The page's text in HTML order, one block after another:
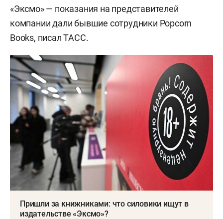
«Эксмо» — показания на представителей
компании дали бывшие сотрудники Popcorn
Books, писал ТАСС.
Пришли за книжниками: что силовики ищут в
издательстве «Эксмо»?